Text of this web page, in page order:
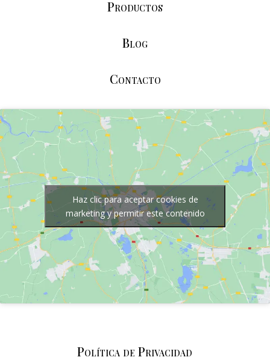
Productos
Blog
Contacto
Haz clic para aceptar cookies de
marketing y permitir este contenido
Política de Privacidad